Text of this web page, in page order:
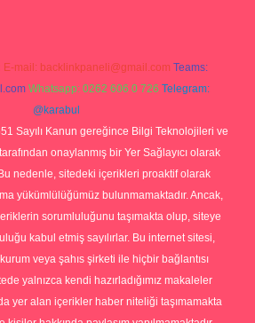
E-mail: backlinkpaneli@gmail.com Teams:
Whatsapp: 0262 606 0 726 Telegram:
@karabul
Sayılı Kanun gereğince Bilgi Teknolojileri ve
onaylanmış bir Yer Sağlayıcı olarak
nedenle, sitedeki içerikleri proaktif olarak
yükümlülüğümüz bulunmamaktadır. Ancak,
sorumluluğunu taşımakta olup, siteye
kabul etmiş sayılırlar. Bu internet sitesi,
veya şahıs şirketi ile hiçbir bağlantısı
yalnızca kendi hazırladığımız makaleler
yer alan içerikler haber niteliği taşımamakta